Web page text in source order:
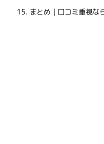
まとめ｜口コミ重視な